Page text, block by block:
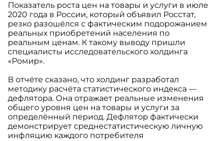
Показатель роста цен на товары и услуги в июле
2020 года в России, который объявил Росстат,
резко разошёлся с фактическим подорожанием
реальных приобретений населения по
реальным ценам. К такому выводу пришли
специалисты исследовательского холдинга
«Ромир».
В отчёте сказано, что холдинг разработал
методику расчёта статистического индекса —
дефлятора. Она отражает реальные изменения
общего уровня цен на товары и услуги за
определённый период. Дефлятор фактически
демонстрирует среднестатистическую личную
инфляцию каждого потребителя